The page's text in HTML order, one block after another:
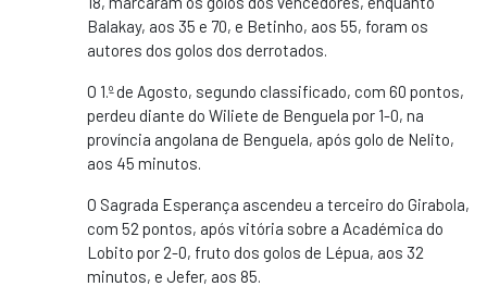
Balakay, aos 35 e 70, e Betinho, aos 55, foram os
autores dos golos dos derrotados.
O 1.º de Agosto, segundo classificado, com 60 pontos,
perdeu diante do Wiliete de Benguela por 1-0, na
província angolana de Benguela, após golo de Nelito,
aos 45 minutos.
O Sagrada Esperança ascendeu a terceiro do Girabola,
com 52 pontos, após vitória sobre a Académica do
Lobito por 2-0, fruto dos golos de Lépua, aos 32
minutos, e Jefer, aos 85.